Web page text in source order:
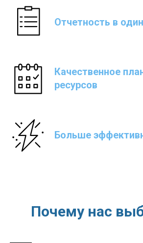
Отчетность в
Качественное
ресурсов
Больше
Почему нас